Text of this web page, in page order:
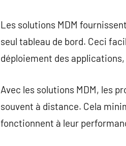
Les solutions MDM
seul tableau de bord. Ceci
déploiement des
Avec les solutions MDM, les
souvent à distance. Cela
fonctionnent à leur